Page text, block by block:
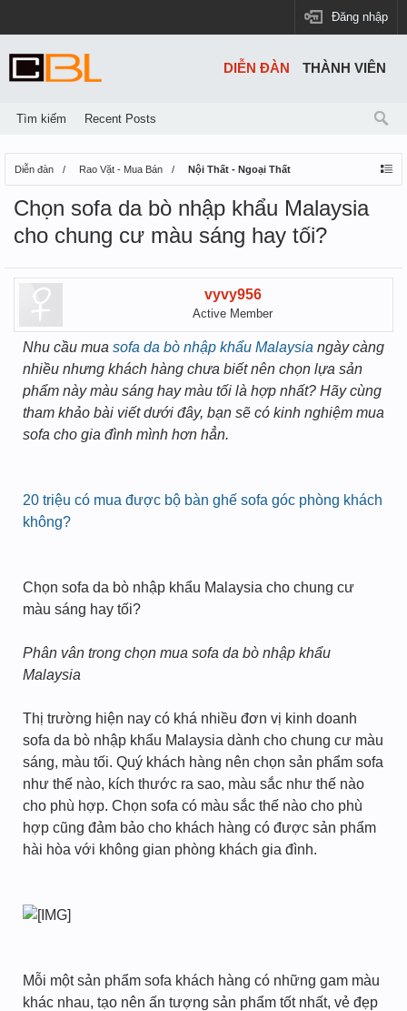
Đăng nhập
Diễn đàn Rao Vặt - Mua Bán Nội Thất - Ngoại Thất
Chọn sofa da bò nhập khẩu Malaysia
cho chung cư màu sáng hay tối?
vyvy956
Active Member
Nhu cầu mua sofa da bò nhập khẩu Malaysia ngày càng
nhiều nhưng khách hàng chưa biết nên chọn lựa sản
phẩm này màu sáng hay màu tối là hợp nhất? Hãy cùng
tham khảo bài viết dưới đây, bạn sẽ có kinh nghiệm mua
sofa cho gia đình mình hơn hẳn.
20 triệu có mua được bộ bàn ghế sofa góc phòng khách
không?
Chọn sofa da bò nhập khẩu Malaysia cho chung cư
màu sáng hay tối?
Phân vân trong chọn mua sofa da bò nhập khẩu
Malaysia
Thị trường hiện nay có khá nhiều đơn vị kinh doanh
sofa da bò nhập khẩu Malaysia dành cho chung cư màu
sáng, màu tối. Quý khách hàng nên chọn sản phẩm sofa
như thế nào, kích thước ra sao, màu sắc như thế nào
cho phù hợp. Chọn sofa có màu sắc thế nào cho phù
hợp cũng đảm bảo cho khách hàng có được sản phẩm
hài hòa với không gian phòng khách gia đình.
Mỗi một sản phẩm sofa khách hàng có những gam màu
khác nhau, tạo nên ấn tượng sản phẩm tốt nhất, vẻ đẹp
DIỄN ĐÀN
Tìm kiếm Recent Posts
THÀNH VIÊN